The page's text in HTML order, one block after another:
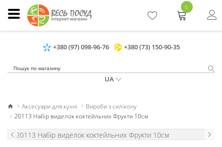
+380 (97) 098-96-76 +380 (73) 150-90-35
UA
0
Аксесуари для кухні
Вироби з силікону
20113 Набір виделок коктейльних Фрукти 10см